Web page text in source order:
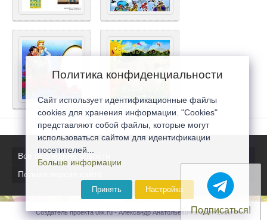
Все последние новости
Полная версия сайта
Создатель проекта 0lik.ru - Александр Анатольевич © 2007-2026
Подписаться!
Политика конфиденциальности
Сайт использует идентификационные файлы
cookies для хранения информации. "Cookies"
представляют собой файлы, которые могут
использоваться сайтом для идентификации
посетителей...
Больше информации
Принять Настройка